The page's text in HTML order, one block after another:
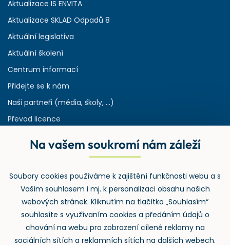
Aktualizace IS ENVITA
Aktualizace SKLAD Odpadů 8
Aktuální legislativa
Aktuální školení
Centrum informací
Přidejte se k nám
Naši partneři (média, školy, ...)
Převod licence
Rejstřík používaných zkratek v odpadech
Zpětný odběr
Na vašem soukromí nám záleží
Soubory cookies používáme k zajištění funkčnosti webu a s
Vaším souhlasem i mj. k personalizaci obsahu našich
webových stránek. Kliknutím na tlačítko „Souhlasím“
souhlasíte s využívaním cookies a předáním údajů o
chování na webu pro zobrazení cílené reklamy na
sociálních sítích a reklamních sítích na dalších webech.